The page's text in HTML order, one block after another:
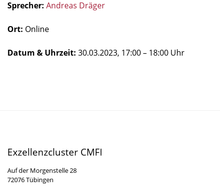
Sprecher: Andreas Dräger
Ort: Online
Datum & Uhrzeit: 30.03.2023, 17:00 – 18:00 Uhr
Exzellenzcluster CMFI
Auf der Morgenstelle 28
72076 Tübingen